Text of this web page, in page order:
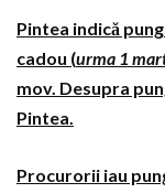
Pintea indică
cadou (urma 1
mov. Desupra
Pintea.
Procurorii iau